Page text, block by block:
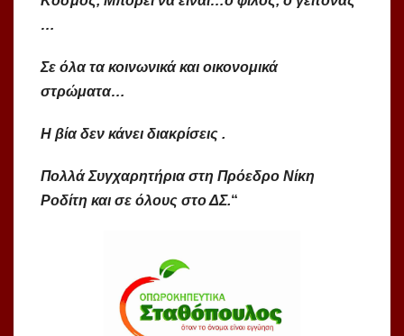
…
Σε όλα τα κοινωνικά και οικονομικά
στρώματα…
Η βία δεν κάνει διακρίσεις .
Πολλά Συγχαρητήρια στη Πρόεδρο Νίκη
Ροδίτη και σε όλους στο ΔΣ.“